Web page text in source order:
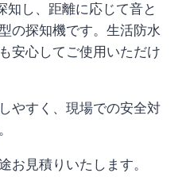
し、距離に応じて音と
の探知機です。生活防水
安心してご使用いただけ
やすく、現場での安全対
お見積りいたします。